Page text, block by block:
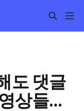
도 댓글
상들...